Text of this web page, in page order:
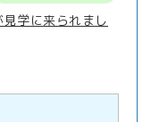
学に来られまし